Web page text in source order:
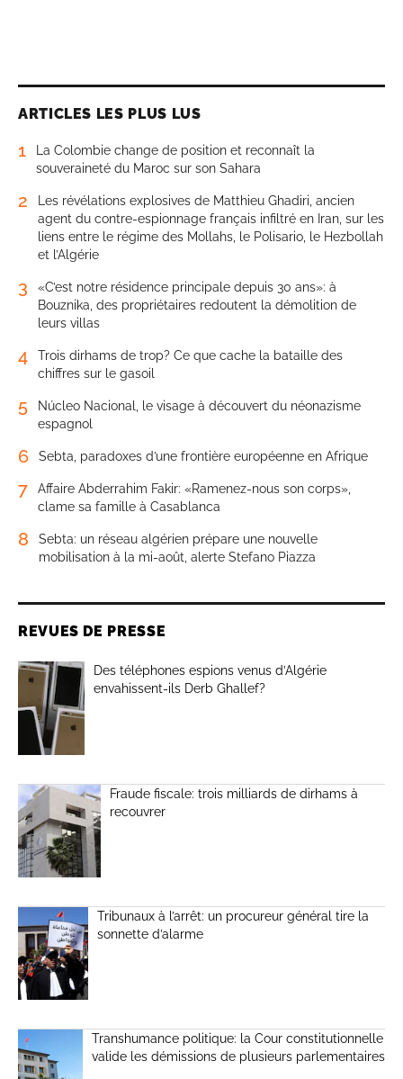
ARTICLES LES PLUS LUS
1
La Colombie change de position et reconnaît la
souveraineté du Maroc sur son Sahara
2
Les révélations explosives de Matthieu Ghadiri, ancien
agent du contre-espionnage français infiltré en Iran, sur les
liens entre le régime des Mollahs, le Polisario, le Hezbollah
et l’Algérie
3
«C’est notre résidence principale depuis 30 ans»: à
Bouznika, des propriétaires redoutent la démolition de
leurs villas
4
Trois dirhams de trop? Ce que cache la bataille des
chiffres sur le gasoil
5
Núcleo Nacional, le visage à découvert du néonazisme
espagnol
6 Sebta, paradoxes d’une frontière européenne en Afrique
7
Affaire Abderrahim Fakir: «Ramenez-nous son corps»,
clame sa famille à Casablanca
8
Sebta: un réseau algérien prépare une nouvelle
mobilisation à la mi-août, alerte Stefano Piazza
REVUES DE PRESSE
Des téléphones espions venus d’Algérie
envahissent-ils Derb Ghallef?
Fraude fiscale: trois milliards de dirhams à
recouvrer
Tribunaux à l’arrêt: un procureur général tire la
sonnette d’alarme
Transhumance politique: la Cour constitutionnelle
valide les démissions de plusieurs parlementaires